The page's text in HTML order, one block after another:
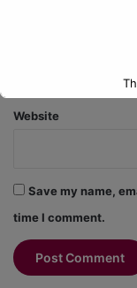
Website
Save my name,
time I comment.